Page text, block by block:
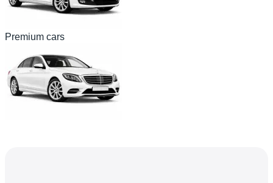
Premium cars